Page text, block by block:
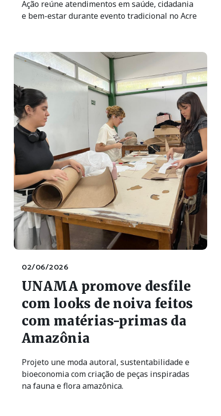
Ação reúne atendimentos em saúde, cidadania
e bem-estar durante evento tradicional no Acre
02/06/2026
UNAMA promove desfile
com looks de noiva feitos
com matérias-primas da
Amazônia
Projeto une moda autoral, sustentabilidade e
bioeconomia com criação de peças inspiradas
na fauna e flora amazônica.